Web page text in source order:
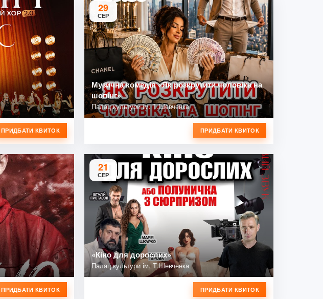
ПРИДБАТИ КВИТОК
29
СЕР
Музична комедія «Як розкрутити чоловіка на
шопінг»
Палац культури ім. Т.Шевченка
ПРИДБАТИ КВИТОК
ПРИДБАТИ КВИТОК
21
СЕР
«Кіно для дорослих»
Палац культури ім. Т.Шевченка
ПРИДБАТИ КВИТОК